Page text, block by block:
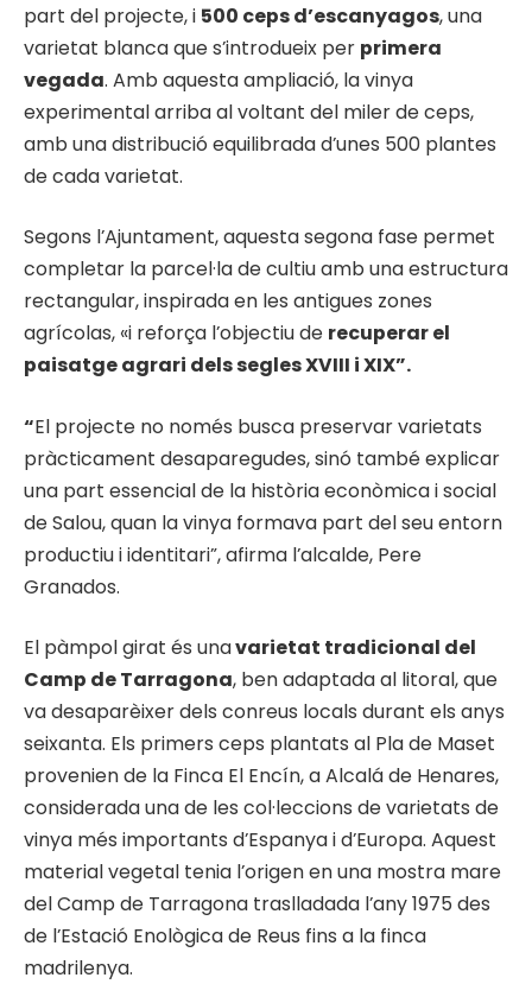
part del projecte, i 500 ceps d’escanyagos, una
varietat blanca que s’introdueix per primera
vegada. Amb aquesta ampliació, la vinya
experimental arriba al voltant del miler de ceps,
amb una distribució equilibrada d’unes 500 plantes
de cada varietat.
Segons l’Ajuntament, aquesta segona fase permet
completar la parcel·la de cultiu amb una estructura
rectangular, inspirada en les antigues zones
agrícolas, «i reforça l’objectiu de recuperar el
paisatge agrari dels segles XVIII i XIX”.
“El projecte no només busca preservar varietats
pràcticament desaparegudes, sinó també explicar
una part essencial de la història econòmica i social
de Salou, quan la vinya formava part del seu entorn
productiu i identitari”, afirma l’alcalde, Pere
Granados.
El pàmpol girat és unavarietat tradicional del
Camp de Tarragona, ben adaptada al litoral, que
va desaparèixer dels conreus locals durant els anys
seixanta. Els primers ceps plantats al Pla de Maset
provenien de la Finca El Encín, a Alcalá de Henares,
considerada una de les col·leccions de varietats de
vinya més importants d’Espanya i d’Europa. Aquest
material vegetal tenia l’origen en una mostra mare
del Camp de Tarragona traslladada l’any 1975 des
de l’Estació Enològica de Reus fins a la finca
madrilenya.